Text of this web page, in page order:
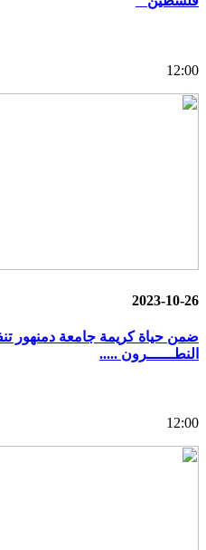
12:00
2023-10-26
ضمن حياة كريمة جامعة دمنهور
النطــــــرون .....
12:00